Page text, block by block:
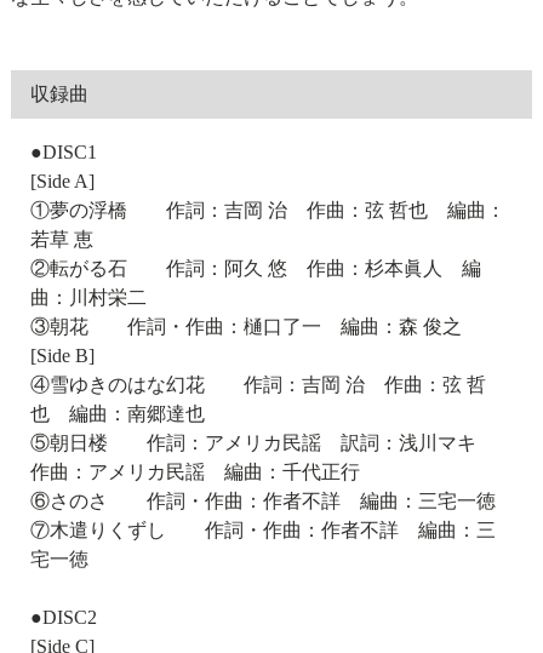
収録曲
●DISC1
[Side A]
①夢の浮橋 作詞：吉岡 治 作曲：弦 哲也 編曲：
若草 恵
②転がる石 作詞：阿久 悠 作曲：杉本眞人 編
曲：川村栄二
③朝花 作詞・作曲：樋口了一 編曲：森 俊之
[Side B]
④雪ゆきのはな幻花 作詞：吉岡 治 作曲：弦 哲
也 編曲：南郷達也
⑤朝日楼 作詞：アメリカ民謡 訳詞：浅川マキ
作曲：アメリカ民謡 編曲：千代正行
⑥さのさ 作詞・作曲：作者不詳 編曲：三宅一徳
⑦木遣りくずし 作詞・作曲：作者不詳 編曲：三
宅一徳
●DISC2
[Side C]